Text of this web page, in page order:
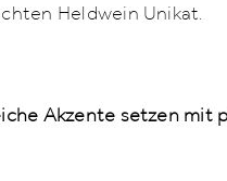
Heldwein Unikat.
Akzente setzen mit